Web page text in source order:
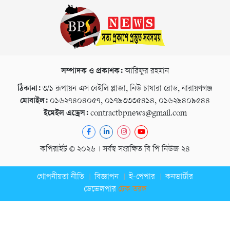
সম্পাদক ও প্রকাশক:আরিফুর রহমান
ঠিকানা: ৩/১ রূপায়ন এস বেইলি প্লাজা, নিউ চাষারা রোড, নারায়ণগঞ্জ
মোবাইল: ০১৬২৭৪০৪০৫৭, ০১৭৯৩৩৩৫৪১৪, ০১৬২৯৪০৯৫৪৪
ইমেইল এড্রেস:contractbpnews@gmail.com
কপিরাইট © ২০২৬ । সর্বস্ব সংরক্ষিত বি পি নিউজ ২৪
গোপনীয়তা নীতি বিজ্ঞাপন ই-পেপার
কনভার্টার
ডেভেলপার টেক তরঙ্গ